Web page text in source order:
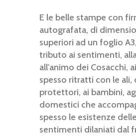
E le belle stampe con
autografata, di
superiori ad un foglio
tributo ai sentimenti,
all'animo dei Cosacchi,
spesso ritratti con le ali,
protettori, ai bambini,
domestici che
spesso le esistenze
sentimenti dilaniati dal